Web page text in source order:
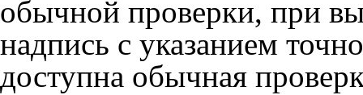
обычной проверки, при
надпись с указанием
доступна обычная